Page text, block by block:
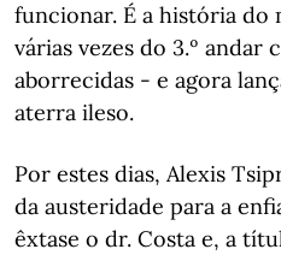
funcionar. É a história do
várias vezes do 3.º andar
aborrecidas - e agora
aterra ileso.
Por estes dias, Alexis
da austeridade para a
êxtase o dr. Costa e, a